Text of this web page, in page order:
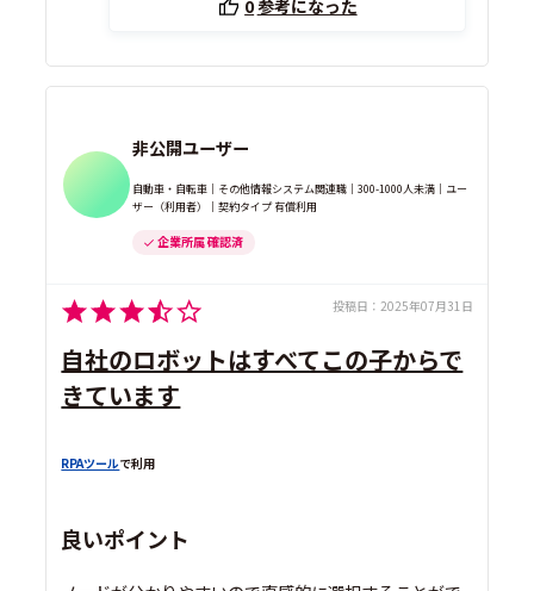
0参考になった
非公開ユーザー
自動車・自転車｜その他情報システム関連職｜300-1000人未満｜ユー
ザー（利用者）｜契約タイプ 有償利用
企業所属 確認済
投稿日： 2025年07月31日
自社のロボットはすべてこの子からで
きています
RPAツールで利用
良いポイント